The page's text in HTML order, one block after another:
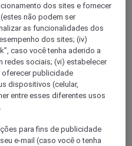
dos sites e fornecer
não podem ser
as funcionalidades dos
dos sites; (iv)
caso você tenha aderido a
redes sociais; (vi) estabelecer
oferecer publicidade
dispositivos (celular,
entre esses diferentes usos
para fins de publicidade
e-mail (caso você o tenha